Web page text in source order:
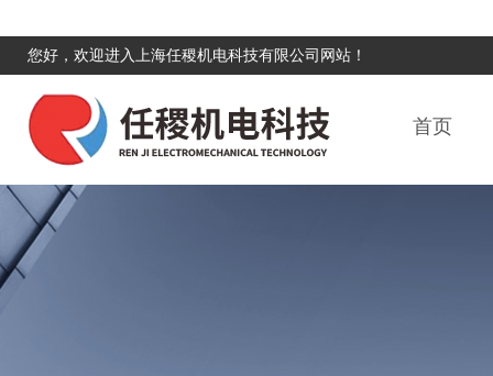
您好，欢迎进入上海任稷机电科技有限公司网站！
首页